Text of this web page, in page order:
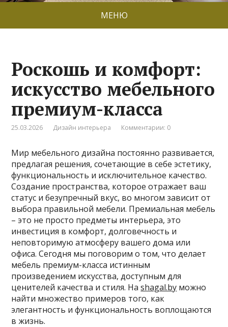
МЕНЮ
Роскошь и комфорт:
искусство мебельного
премиум-класса
25.03.2026 Дизайн интерьера Комментарии: 0
Мир мебельного дизайна постоянно развивается,
предлагая решения, сочетающие в себе эстетику,
функциональность и исключительное качество.
Создание пространства, которое отражает ваш
статус и безупречный вкус, во многом зависит от
выбора правильной мебели. Премиальная мебель
– это не просто предметы интерьера, это
инвестиция в комфорт, долговечность и
неповторимую атмосферу вашего дома или
офиса. Сегодня мы поговорим о том, что делает
мебель премиум-класса истинным
произведением искусства, доступным для
ценителей качества и стиля. Наshagal.by можно
найти множество примеров того, как
элегантность и функциональность воплощаются
в жизнь.